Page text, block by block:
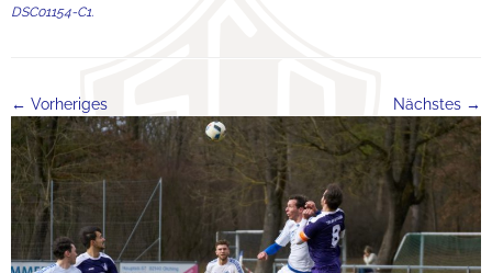
DSC01154-C1.
← Vorheriges Nächstes →